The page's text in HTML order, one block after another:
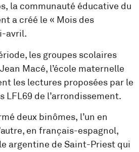
la communauté éducative du
a créé le « Mois des
avril.
les groupes scolaires
Macé, l’école maternelle
les lectures proposées par le
LFL69 de l’arrondissement.
deux binômes, l’un en
en français-espagnol,
argentine de Saint-Priest qui